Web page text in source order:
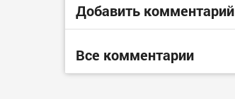
Добавить комментарий
Все комментарии